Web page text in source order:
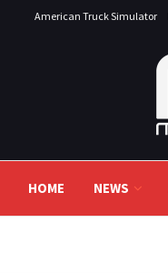
American Truck Simulator
HOME NEWS